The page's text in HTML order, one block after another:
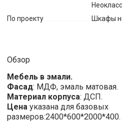
По проекту
Шкафы
Обзор
Мебель в эмали.
Фасад: МДФ, эмаль матовая.
Материал корпуса: ДСП.
Цена указана для базовых
размеров:2400*600*2000*400.